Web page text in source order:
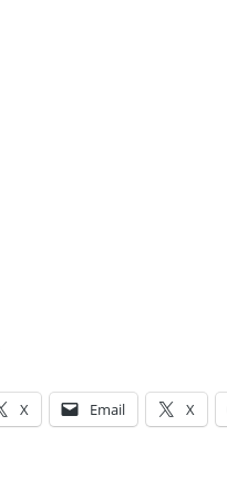
X Email X